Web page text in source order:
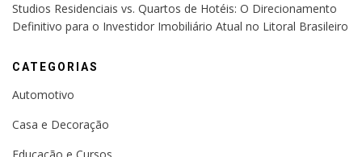
Studios Residenciais vs. Quartos de Hotéis: O Direcionamento
Definitivo para o Investidor Imobiliário Atual no Litoral Brasileiro
CATEGORIAS
Automotivo
Casa e Decoração